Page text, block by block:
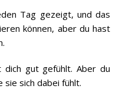
Tag gezeigt, und das
können, aber du hast
gut gefühlt. Aber du
sie sich dabei fühlt.